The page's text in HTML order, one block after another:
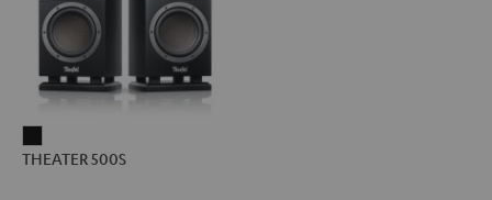
500S
THEATER 500S